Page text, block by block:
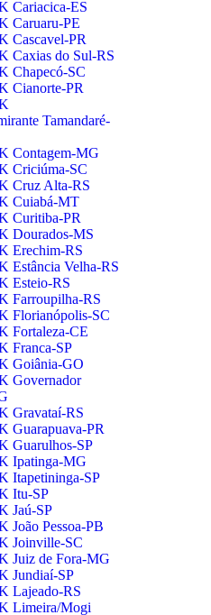
Cariacica-ES
Caruaru-PE
Cascavel-PR
Caxias do Sul-RS
Chapecó-SC
Cianorte-PR
Tamandaré-
Contagem-MG
Criciúma-SC
Cruz Alta-RS
Cuiabá-MT
Curitiba-PR
Dourados-MS
Erechim-RS
Estância Velha-RS
Esteio-RS
Farroupilha-RS
Florianópolis-SC
Fortaleza-CE
Franca-SP
Goiânia-GO
Governador
Gravataí-RS
Guarapuava-PR
Guarulhos-SP
Ipatinga-MG
Itapetininga-SP
Itu-SP
Jaú-SP
João Pessoa-PB
Joinville-SC
Juiz de Fora-MG
Jundiaí-SP
Lajeado-RS
Limeira/Mogi